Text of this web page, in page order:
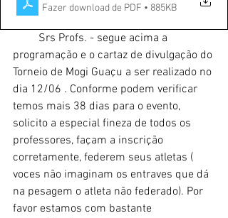
Fazer download de PDF • 885KB
programação e o cartaz de divulgação do
Torneio de Mogi Guaçu a ser realizado no
dia 12/06 . Conforme podem verificar
temos mais 38 dias para o evento,
solicito a especial fineza de todos os
professores, façam a inscrição
corretamente, federem seus atletas (
voces não imaginam os entraves que dá
na pesagem o atleta não federado). Por
favor estamos com bastante